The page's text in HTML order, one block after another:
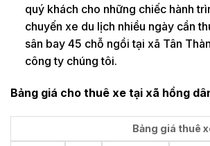
quý khách cho những chiếc hành
chuyến xe du lịch nhiều ngày cần
sân bay 45 chỗ ngồi tại xã Tân
công ty chúng tôi.
Bảng giá cho thuê xe tại xã hồng
Bảng giá thuê